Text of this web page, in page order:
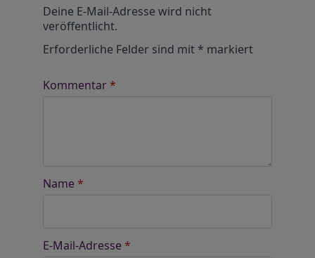
Deine E-Mail-Adresse wird nicht
veröffentlicht.
Erforderliche Felder sind mit* markiert
Kommentar*
Name *
E-Mail-Adresse *